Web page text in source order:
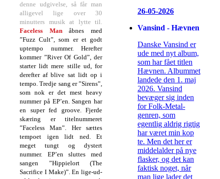
denne udgivelse, så får man
alligevel lige over 30
minutters musik at lytte til.
Faceless Manåbnes med
”Fuzz Cult”, som er et godt
uptempo nummer. Herefter
kommer ”River Of Gold”, der
starter lidt mere stille ud, for
derefter af blive sat lidt op i
tempo. Tredje sang er ”Sirens”,
som nok er det mest heavy
nummer på EP’en. Sangen har
en super fed groove. Fjerde
skæring er titelnummeret
”Faceless Man”. Her sættes
tempoet igen lidt ned. Et
meget tungt og dystert
nummer. EP’en sluttes med
sangen ”Hippielort (The
Sacrifice I Make)”. En lige-ud-
26-05-2026
Vansind - Hævnen
Danske Vansind er
ude med nyt album,
som har fået titlen
Hævnen. Albummet
landede den 1. maj
2026. Vansind
bevæger sig inden
for Folk-Metal-
genren, som
egentlig aldrig rigtig
har været min kop
te. Men det her er
middelalder på nye
flasker, og det kan
faktisk noget, når
man lige lader det